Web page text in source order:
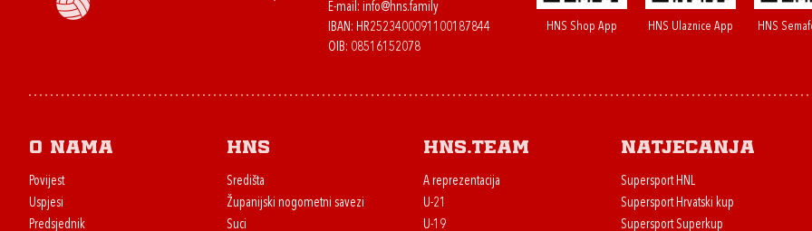
E-mail: info@hns.family
IBAN: HR2523400091100187844
OIB: 08516152078
HNS Shop App HNS Ulaznice App HNS
O nama
Povijest
Uspjesi
Predsjednik
HNS
Središta
Županijski nogometni savezi
Suci
HNS.team
A reprezentacija
U-21
U-19
Natjecanja
Supersport HNL
Supersport Hrvatski kup
Supersport Superkup